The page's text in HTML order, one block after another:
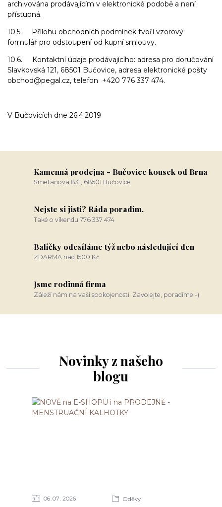
archivována prodávajícím v elektronické podobě a není
přístupná.
10.5. Přílohu obchodních podmínek tvoří vzorový
formulář pro odstoupení od kupní smlouvy.
10.6. Kontaktní údaje prodávajícího: adresa pro doručování
Slavkovská 121, 68501 Bučovice, adresa elektronické pošty
obchod@pegal.cz, telefon +420 776 337 474.
V Bučovicích dne 26.4.2019
Kamenná prodejna - Bučovice kousek od Brna
Smetanova 831, 68501 Bučovice
Nejste si jisti? Ráda poradím.
Také o víkendu 776 337 474
Balíčky odesíláme týž nebo následující den
ZDARMA nad 1500 Kč
Jsme rodinná firma
Záleží nám na vaší spokojenosti. Zavolejte, poradíme:-)
Novinky z našeho
blogu
06 07 2026 Oděvy